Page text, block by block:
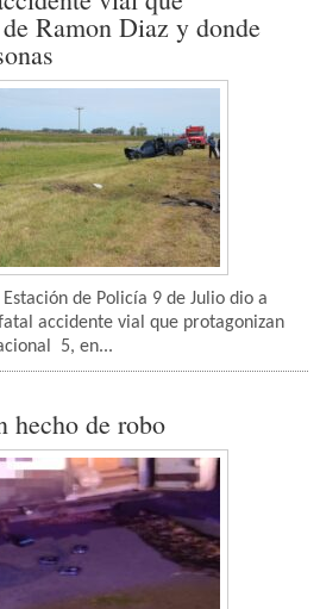
Ramon Diaz y donde
de Policía 9 de Julio dio a
accidente vial que protagonizan
5, en...
hecho de robo